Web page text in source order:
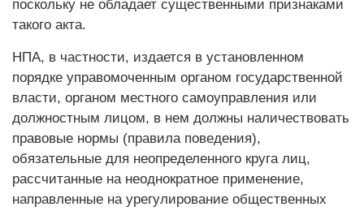
поскольку не обладает существенными признаками
такого акта.
НПА, в частности, издается в установленном
порядке управомоченным органом государственной
власти, органом местного самоуправления или
должностным лицом, в нем должны наличествовать
правовые нормы (правила поведения),
обязательные для неопределенного круга лиц,
рассчитанные на неоднократное применение,
направленные на урегулирование общественных